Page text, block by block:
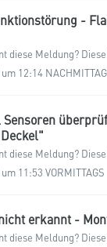
-
12:14
Sensoren
11:53 VORMITTAGS
erkannt -